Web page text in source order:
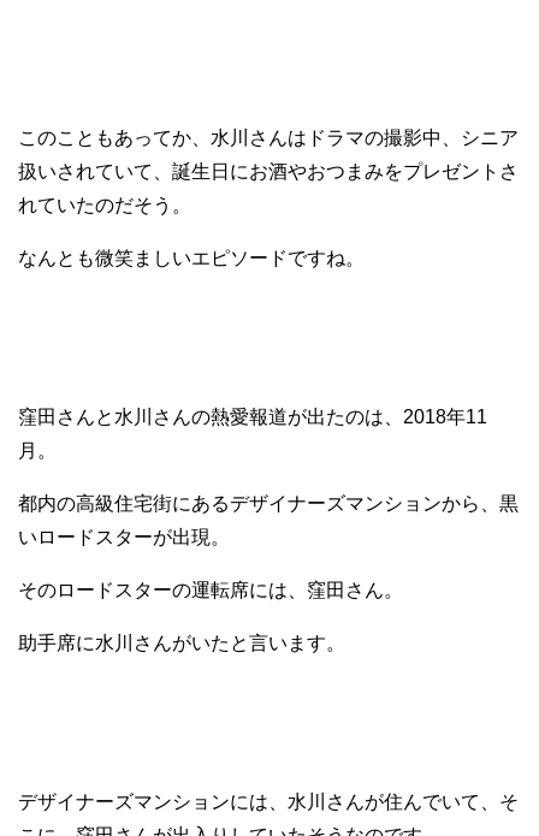
このこともあってか、水川さんはドラマの撮影中、シニア
扱いされていて、誕生日にお酒やおつまみをプレゼントさ
れていたのだそう。
なんとも微笑ましいエピソードですね。
窪田さんと水川さんの熱愛報道が出たのは、2018年11
月。
都内の高級住宅街にあるデザイナーズマンションから、黒
いロードスターが出現。
そのロードスターの運転席には、窪田さん。
助手席に水川さんがいたと言います。
デザイナーズマンションには、水川さんが住んでいて、そ